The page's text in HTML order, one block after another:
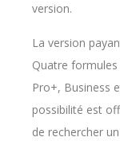
version.
La version
Quatre formules
Pro+, Business
possibilité est
de rechercher